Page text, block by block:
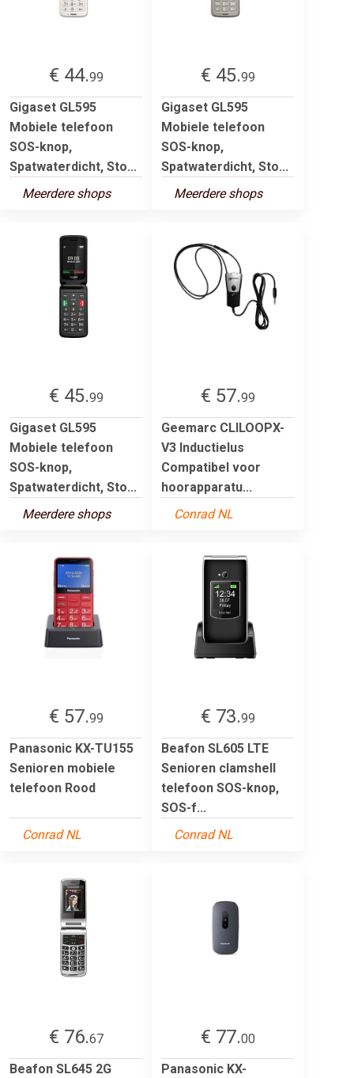
€ 44.99
Gigaset GL595
Mobiele telefoon
SOS-knop,
Spatwaterdicht, Sto...
Meerdere shops
€ 45.99
Gigaset GL595
Mobiele telefoon
SOS-knop,
Spatwaterdicht, Sto...
Meerdere shops
€ 45.99
Gigaset GL595
Mobiele telefoon
SOS-knop,
Spatwaterdicht, Sto...
Meerdere shops
€ 57.99
Geemarc CLILOOPX-
V3 Inductielus
Compatibel voor
hoorapparatu...
Conrad NL
€ 57.99
Panasonic KX-TU155
Senioren mobiele
telefoon Rood
Conrad NL
€ 73.99
Beafon SL605 LTE
Senioren clamshell
telefoon SOS-knop,
SOS-f...
Conrad NL
€ 76.67
Beafon SL645 2G
€ 77.00
Panasonic KX-